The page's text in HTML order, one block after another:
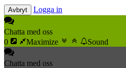
Avbryt Logga in
Chatta med oss
0
Maximize Sound
Chatta med oss